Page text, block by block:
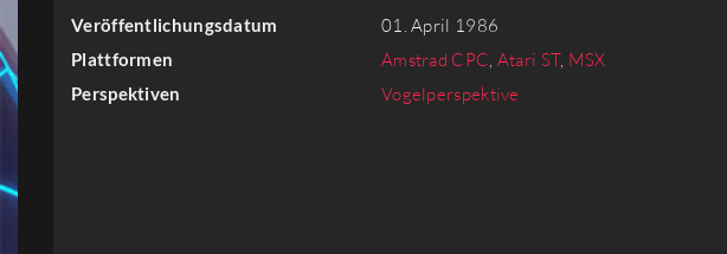
Firmen
Veröffentlichungsdatum 01. April 1986
Plattformen Amstrad CPC, Atari ST, MSX
Perspektiven Vogelperspektive